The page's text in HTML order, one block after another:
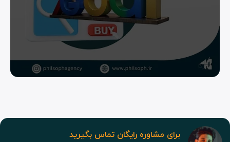
برای مشاوره رایگان تماس بگیرید